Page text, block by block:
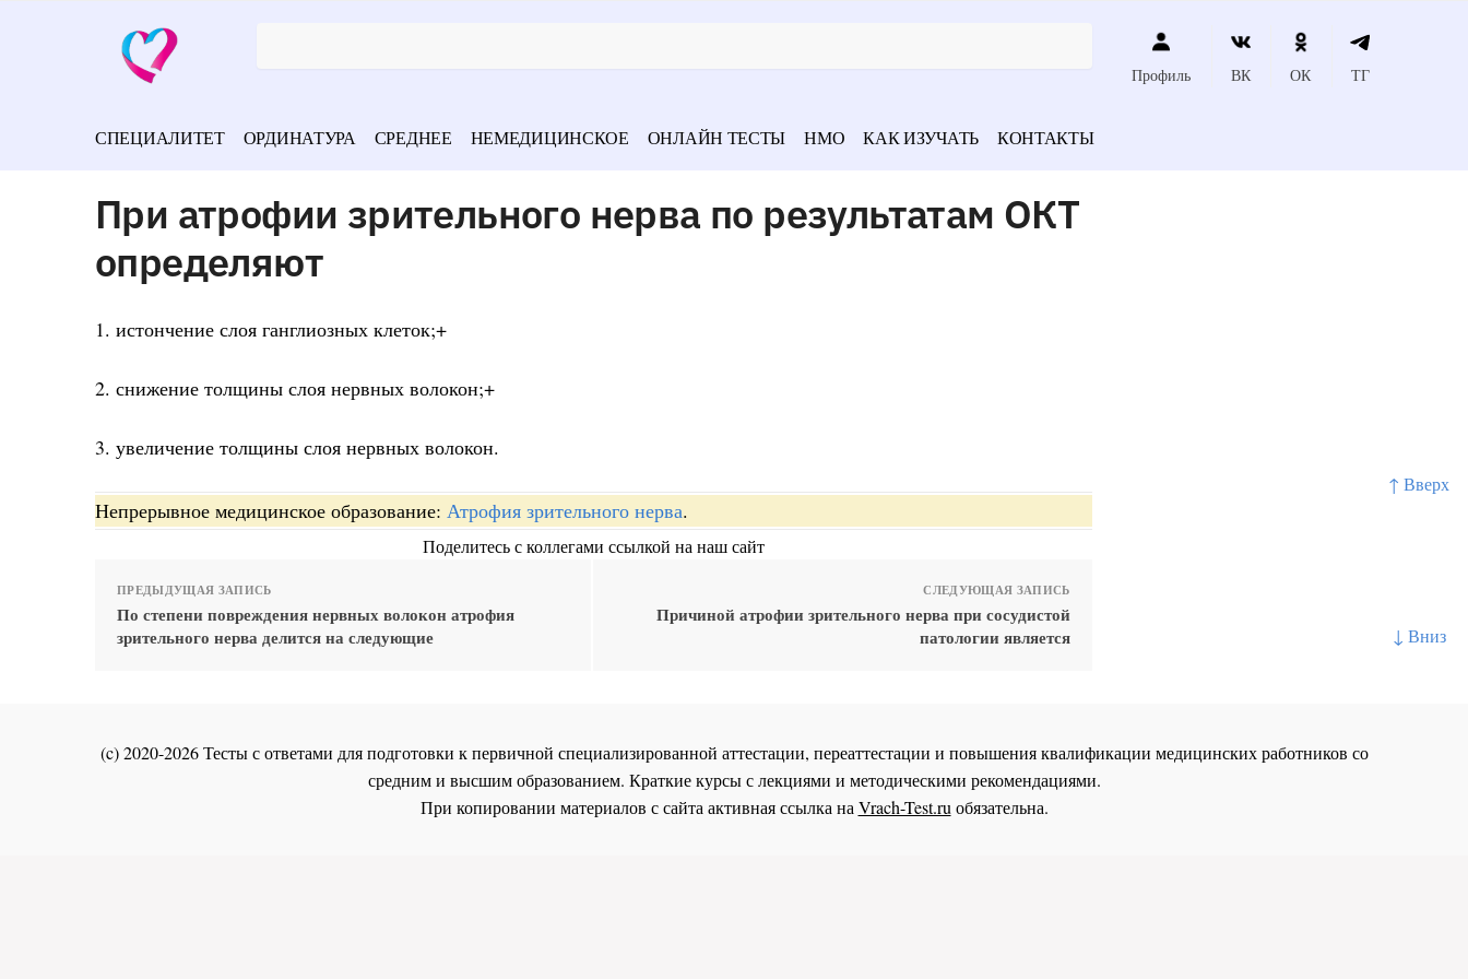
↑ Вверх
↓ Вниз
Профиль ВК ОК ТГ
СПЕЦИАЛИТЕТ ОРДИНАТУРА СРЕДНЕЕ НЕМЕДИЦИНСКОЕ ОНЛАЙН ТЕСТЫ НМО КАК ИЗУЧАТЬ КОНТАКТЫ
При атрофии зрительного нерва по результатам ОКТ
определяют
1. истончение слоя ганглиозных клеток;+
2. снижение толщины слоя нервных волокон;+
3. увеличение толщины слоя нервных волокон.
Непрерывное медицинское образование: Атрофия зрительного нерва.
Поделитесь с коллегами ссылкой на наш сайт
ПРЕДЫДУЩАЯ ЗАПИСЬ
По степени повреждения нервных волокон атрофия
зрительного нерва делится на следующие
СЛЕДУЮЩАЯ ЗАПИСЬ
Причиной атрофии зрительного нерва при сосудистой
патологии является
(c) 2020-2026 Тесты с ответами для подготовки к первичной специализированной аттестации, переаттестации и повышения квалификации медицинских работников со
средним и высшим образованием. Краткие курсы с лекциями и методическими рекомендациями.
При копировании материалов с сайта активная ссылка на Vrach-Test.ru обязательна.